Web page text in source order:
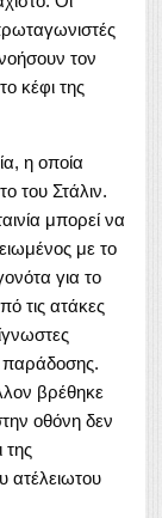
τον
κέφι της
η οποία
του Στάλιν.
μπορεί να
με το
για το
τις ατάκες
παράδοσης.
βρέθηκε
οθόνη δεν
της
ατέλειωτου